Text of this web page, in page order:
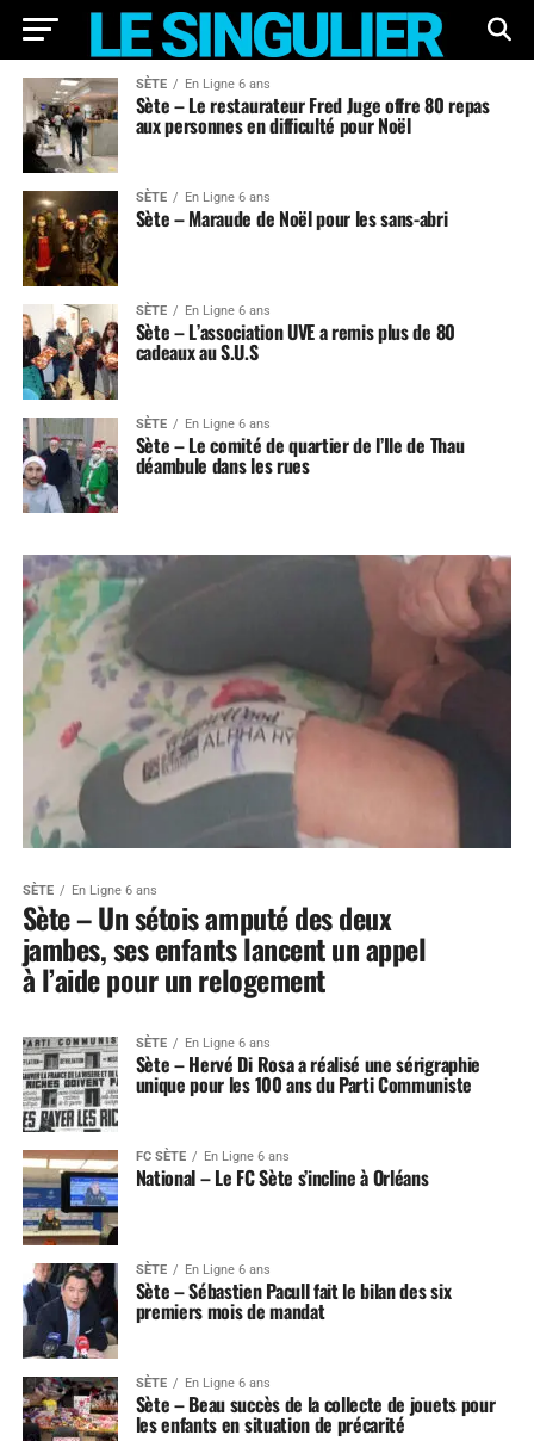
SÈTE En Ligne 6 ans
Sète – Le restaurateur Fred Juge offre 80 repas
aux personnes en difficulté pour Noël
SÈTE En Ligne 6 ans
Sète – Maraude de Noël pour les sans-abri
SÈTE En Ligne 6 ans
Sète – L’association UVE a remis plus de 80
cadeaux au S.U.S
SÈTE En Ligne 6 ans
Sète – Le comité de quartier de l’Ile de Thau
déambule dans les rues
SÈTE En Ligne 6 ans
Sète – Un sétois amputé des deux
jambes, ses enfants lancent un appel
à l’aide pour un relogement
SÈTE En Ligne 6 ans
Sète – Hervé Di Rosa a réalisé une sérigraphie
unique pour les 100 ans du Parti Communiste
FC SÈTE En Ligne 6 ans
National – Le FC Sète s’incline à Orléans
SÈTE En Ligne 6 ans
Sète – Sébastien Pacull fait le bilan des six
premiers mois de mandat
SÈTE En Ligne 6 ans
Sète – Beau succès de la collecte de jouets pour
les enfants en situation de précarité